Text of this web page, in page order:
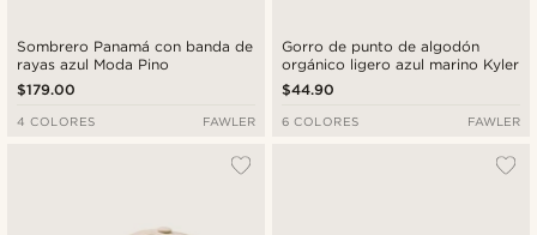
Sombrero Panamá con banda de
rayas azul Moda Pino
$179.00
4 COLORES FAWLER
Gorro de punto de algodón
orgánico ligero azul marino Kyler
$44.90
6 COLORES FAWLER